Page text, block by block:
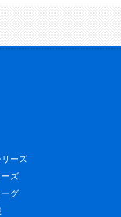
ーズ
ーズ
グ